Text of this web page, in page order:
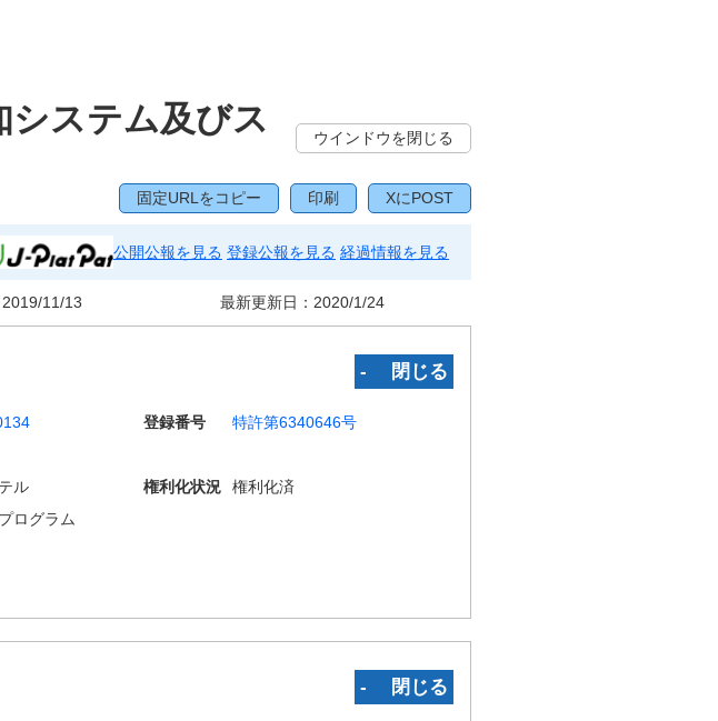
システム及びス
ウインドウを閉じる
固定URLをコピー 印刷 XにPOST
公開公報を見る 登録公報を見る 経過情報を見る
2019/11/13 最新更新日： 2020/1/24
‐ 閉じる
登録番号
特許第6340646号
ル 権利化状況
権利化済
ログラム
‐ 閉じる